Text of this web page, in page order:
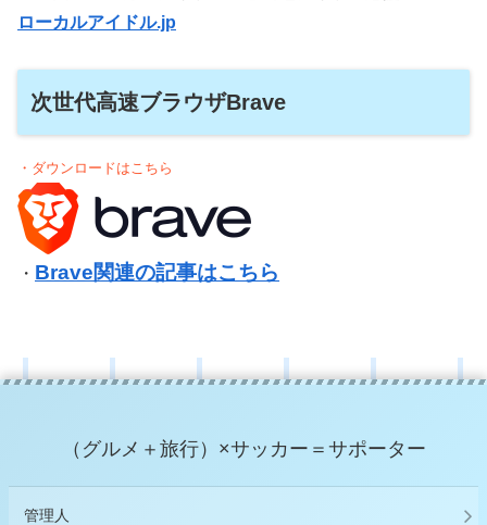
ローカルアイドル.jp
次世代高速ブラウザBrave
・ダウンロードはこちら
・ Brave関連の記事はこちら
（グルメ＋旅行）×サッカー＝サポーター
管理人